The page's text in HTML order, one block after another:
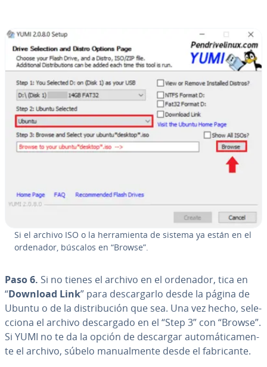
Si el archivo ISO o la he­rra­mie­n­ta de sistema ya están en el
ordenador, búscalos en “Browse”.
Paso 6. Si no tienes el archivo en el ordenador, tica en
“Download Link” para de­s­ca­r­gar­lo desde la página de
Ubuntu o de la di­s­tri­bu­ción que sea. Una vez hecho, se­le­
c­cio­na el archivo de­s­ca­r­ga­do en el “Step 3” con “Browse”.
Si YUMI no te da la opción de descargar au­to­má­ti­ca­me­n­
te el archivo, súbelo ma­nua­l­me­n­te desde el fa­bri­ca­n­te.